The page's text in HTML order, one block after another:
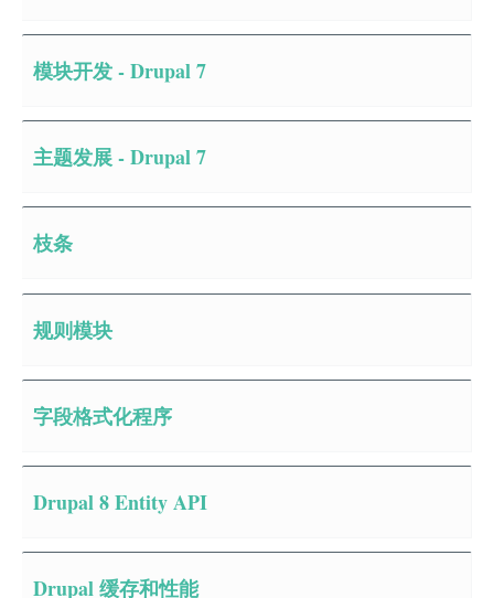
模块开发 - Drupal 7
主题发展 - Drupal 7
枝条
规则模块
字段格式化程序
Drupal 8 Entity API
Drupal 缓存和性能